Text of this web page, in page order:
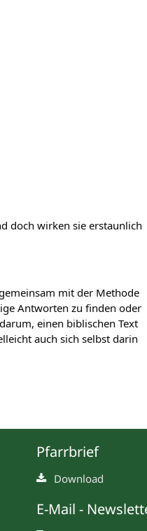
doch wirken sie erstaunlich
mit der Methode
Antworten zu finden oder
einen biblischen Text
auch sich selbst darin
Pfarrbrief
Download
E-Mail -